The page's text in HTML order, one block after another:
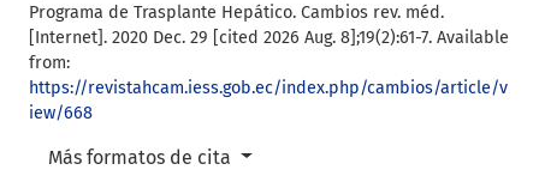
Programa de Trasplante Hepático. Cambios rev. méd.
[Internet]. 2020 Dec. 29 [cited 2026 Aug. 8];19(2):61-7. Available
from:
https://revistahcam.iess.gob.ec/index.php/cambios/article/v
iew/668
Más formatos de cita